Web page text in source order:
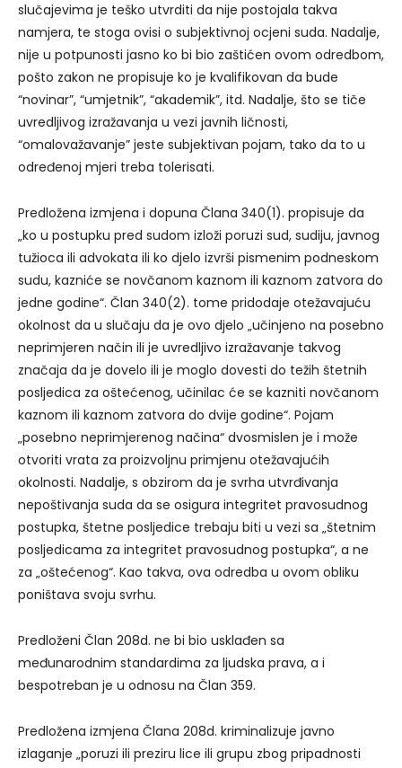
slučajevima je teško utvrditi da nije postojala takva
namjera, te stoga ovisi o subjektivnoj ocjeni suda. Nadalje,
nije u potpunosti jasno ko bi bio zaštićen ovom odredbom,
pošto zakon ne propisuje ko je kvalifikovan da bude
“novinar”, “umjetnik”, “akademik”, itd. Nadalje, što se tiče
uvredljivog izražavanja u vezi javnih ličnosti,
“omalovažavanje” jeste subjektivan pojam, tako da to u
određenoj mjeri treba tolerisati.
Predložena izmjena i dopuna Člana 340(1). propisuje da
„ko u postupku pred sudom izloži poruzi sud, sudiju, javnog
tužioca ili advokata ili ko djelo izvrši pismenim podneskom
sudu, kazniće se novčanom kaznom ili kaznom zatvora do
jedne godine“. Član 340(2). tome pridodaje otežavajuću
okolnost da u slučaju da je ovo djelo „učinjeno na posebno
neprimjeren način ili je uvredljivo izražavanje takvog
značaja da je dovelo ili je moglo dovesti do težih štetnih
posljedica za oštećenog, učinilac će se kazniti novčanom
kaznom ili kaznom zatvora do dvije godine“. Pojam
„posebno neprimjerenog načina“ dvosmislen je i može
otvoriti vrata za proizvoljnu primjenu otežavajućih
okolnosti. Nadalje, s obzirom da je svrha utvrđivanja
nepoštivanja suda da se osigura integritet pravosudnog
postupka, štetne posljedice trebaju biti u vezi sa „štetnim
posljedicama za integritet pravosudnog postupka“, a ne
za „oštećenog“. Kao takva, ova odredba u ovom obliku
poništava svoju svrhu.
Predloženi Član 208d. ne bi bio usklađen sa
međunarodnim standardima za ljudska prava, a i
bespotreban je u odnosu na Član 359.
Predložena izmjena Člana 208d. kriminalizuje javno
izlaganje „poruzi ili preziru lice ili grupu zbog pripadnosti